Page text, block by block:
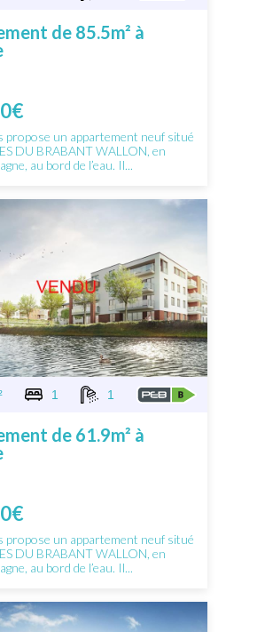
de 85.5m² à
propose un appartement neuf situé
DU BRABANT WALLON, en
au bord de l’eau. Il...
1 1
de 61.9m² à
propose un appartement neuf situé
DU BRABANT WALLON, en
au bord de l’eau. Il...